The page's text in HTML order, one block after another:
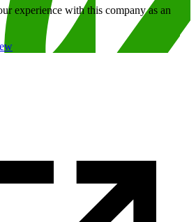
experience with this company as an